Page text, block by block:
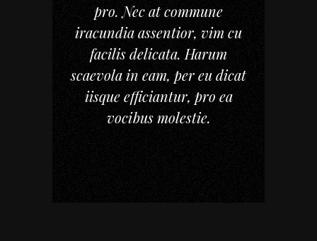
pro. Nec at commune
iracundia assentior, vim cu
facilis delicata. Harum
scaevola in eam, per eu dicat
iisque efficiantur, pro ea
vocibus molestie.